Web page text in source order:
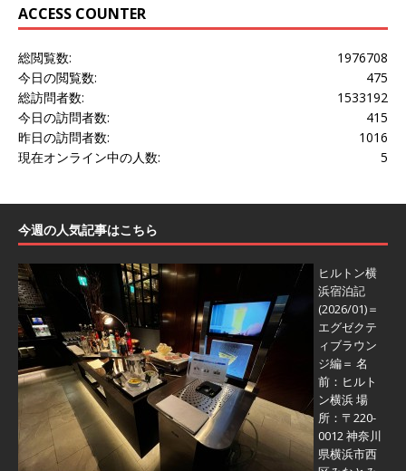
ACCESS COUNTER
1976708
総閲覧数:
475
今日の閲覧数:
1533192
総訪問者数:
415
今日の訪問者数:
1016
昨日の訪問者数:
5
現在オンライン中の人数:
今週の人気記事はこちら
ヒルトン横
浜宿泊記
(2026/01)＝
エグゼクテ
ィブラウン
ジ編＝ 名
前：ヒルト
ン横浜 場
所：〒220-
0012 神奈川
県横浜市西